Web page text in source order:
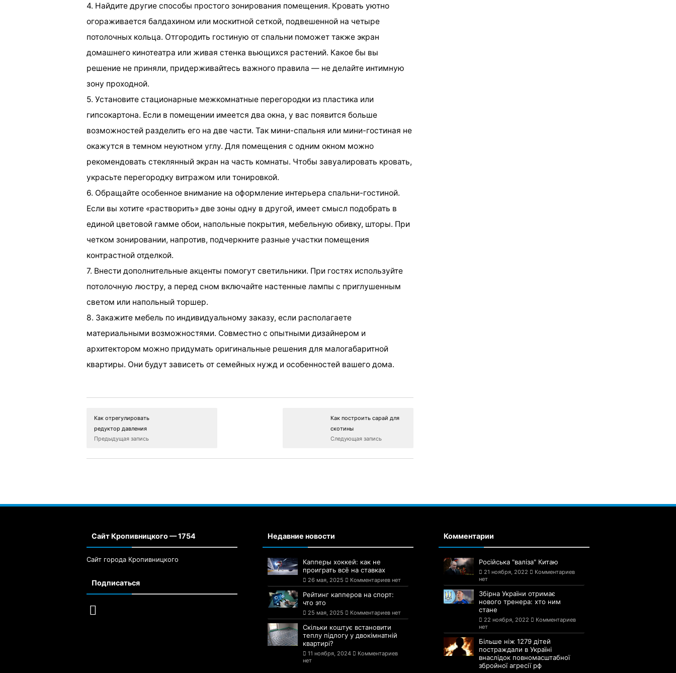
4. Найдите другие способы простого зонирования помещения. Кровать уютно
огораживается балдахином или москитной сеткой, подвешенной на четыре
потолочных кольца. Отгородить гостиную от спальни поможет также экран
домашнего кинотеатра или живая стенка вьющихся растений. Какое бы вы
решение не приняли, придерживайтесь важного правила — не делайте интимную
зону проходной.
5. Установите стационарные межкомнатные перегородки из пластика или
гипсокартона. Если в помещении имеется два окна, у вас появится больше
возможностей разделить его на две части. Так мини-спальня или мини-гостиная не
окажутся в темном неуютном углу. Для помещения с одним окном можно
рекомендовать стеклянный экран на часть комнаты. Чтобы завуалировать кровать,
украсьте перегородку витражом или тонировкой.
6. Обращайте особенное внимание на оформление интерьера спальни-гостиной.
Если вы хотите «растворить» две зоны одну в другой, имеет смысл подобрать в
единой цветовой гамме обои, напольные покрытия, мебельную обивку, шторы. При
четком зонировании, напротив, подчеркните разные участки помещения
контрастной отделкой.
7. Внести дополнительные акценты помогут светильники. При гостях используйте
потолочную люстру, а перед сном включайте настенные лампы с приглушенным
светом или напольный торшер.
8. Закажите мебель по индивидуальному заказу, если располагаете
материальными возможностями. Совместно с опытными дизайнером и
архитектором можно придумать оригинальные решения для малогабаритной
квартиры. Они будут зависеть от семейных нужд и особенностей вашего дома.
Как отрегулировать
редуктор давления
Предыдущая запись
Как построить сарай для
скотины
Следующая запись
Сайт Кропивницкого — 1754
Сайт города Кропивницкого
Подписаться
Недавние новости
Капперы хоккей: как не
проиграть всё на ставках
26 мая, 2025 Комментариев нет
Рейтинг капперов на спорт:
что это
25 мая, 2025 Комментариев нет
Скільки коштує встановити
теплу підлогу у двокімнатній
квартирі?
11 ноября, 2024
Комментариев
нет
Комментарии
Російська "валіза" Китаю
21 ноября, 2022
Комментариев
нет
Збірна України отримає
нового тренера: хто ним
стане
22 ноября, 2022
Комментариев
нет
Більше ніж 1279 дітей
постраждали в Україні
внаслідок повномасштабної
збройної агресії рф